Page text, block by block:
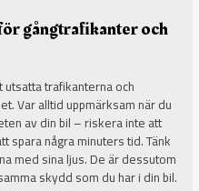
gångtrafikanter och
trafikanterna och
Var alltid uppmärksam när du
av din bil – riskera inte att
spara några minuters tid. Tänk
med sina ljus. De är dessutom
skydd som du har i din bil.